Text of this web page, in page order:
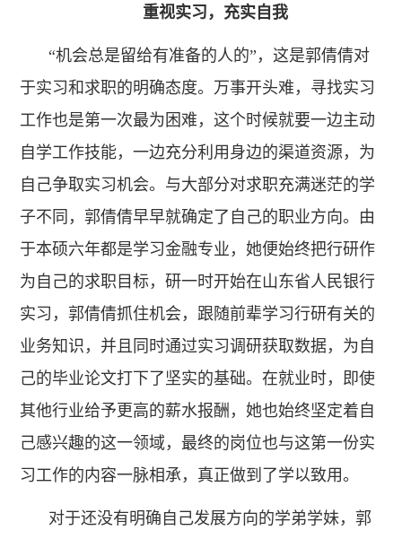
重视实习，充实自我
“机会总是留给有准备的人的”，这是郭倩倩对
于实习和求职的明确态度。万事开头难，寻找实习
工作也是第一次最为困难，这个时候就要一边主动
自学工作技能，一边充分利用身边的渠道资源，为
自己争取实习机会。与大部分对求职充满迷茫的学
子不同，郭倩倩早早就确定了自己的职业方向。由
于本硕六年都是学习金融专业，她便始终把行研作
为自己的求职目标，研一时开始在山东省人民银行
实习，郭倩倩抓住机会，跟随前辈学习行研有关的
业务知识，并且同时通过实习调研获取数据，为自
己的毕业论文打下了坚实的基础。在就业时，即使
其他行业给予更高的薪水报酬，她也始终坚定着自
己感兴趣的这一领域，最终的岗位也与这第一份实
习工作的内容一脉相承，真正做到了学以致用。
对于还没有明确自己发展方向的学弟学妹，郭